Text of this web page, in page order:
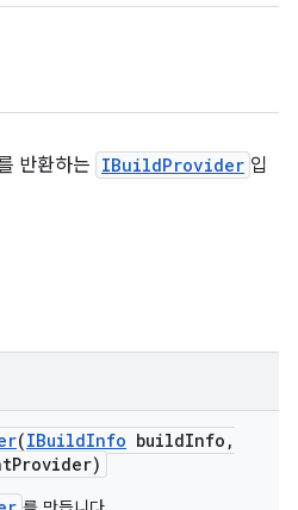
반환하는 IBuildProvider 입
(IBuildInfo buildInfo ,
Provider)